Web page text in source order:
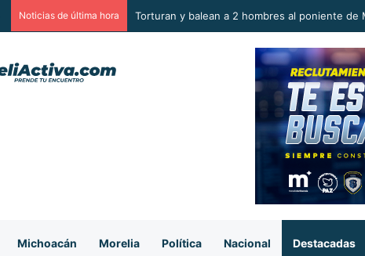
Noticias de última hora Presunto ladrón muere al caer de azotea en
Michoacán Morelia Política Nacional Destacadas